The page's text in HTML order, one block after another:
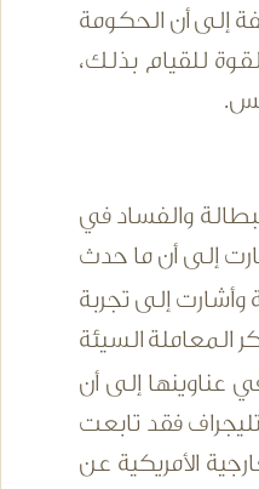
إلى أن الحكومة
للقيام بذلك،
والفساد في
إلى أن ما حدث
وأشارت إلى تجربة
المعاملة السيئة
عناوينها إلى أن
فقد تابعت
الأمريكية عن